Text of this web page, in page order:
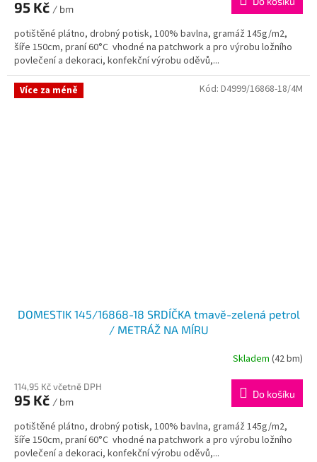
95 Kč / bm
potištěné plátno, drobný potisk, 100% bavlna, gramáž 145g/m2,
šíře 150cm, praní 60°C vhodné na patchwork a pro výrobu ložního
povlečení a dekoraci, konfekční výrobu oděvů,...
Více za méně
DOMESTIK 145/16868-18 SRDÍČKA tmavě-zelená petrol
/ METRÁŽ NA MÍRU
Skladem (42 bm)
114,95 Kč včetně DPH
95 Kč / bm
Do košíku
potištěné plátno, drobný potisk, 100% bavlna, gramáž 145g/m2,
šíře 150cm, praní 60°C vhodné na patchwork a pro výrobu ložního
povlečení a dekoraci, konfekční výrobu oděvů,...
Kód: D4999/16868-18/4M